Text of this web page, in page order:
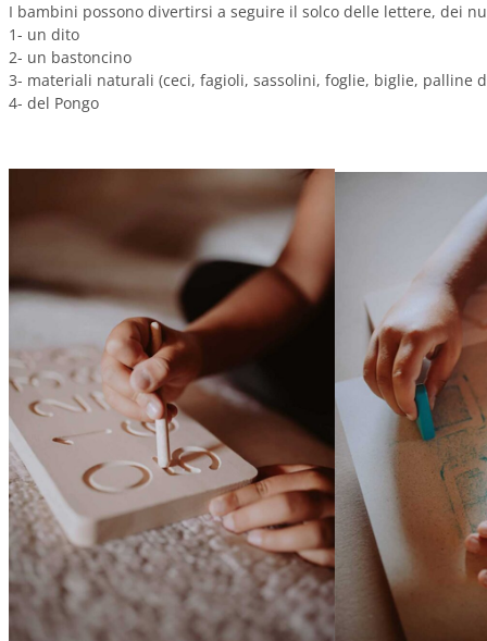
I bambini possono divertirsi a seguire il solco delle lettere, dei
1- un dito
2- un bastoncino
3- materiali naturali (ceci, fagioli, sassolini, foglie, biglie, palline
4- del Pongo